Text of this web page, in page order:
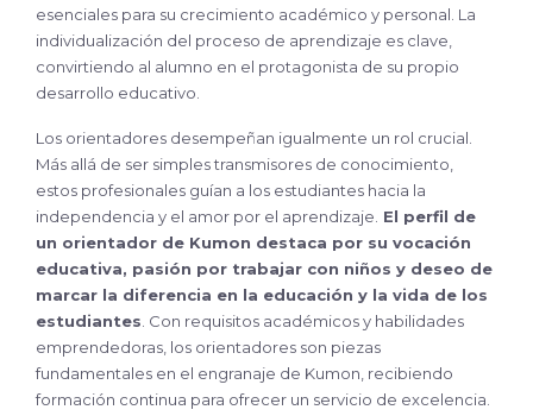
esenciales para su crecimiento académico y personal. La
individualización del proceso de aprendizaje es clave,
convirtiendo al alumno en el protagonista de su propio
desarrollo educativo.
Los orientadores desempeñan igualmente un rol crucial.
Más allá de ser simples transmisores de conocimiento,
estos profesionales guían a los estudiantes hacia la
independencia y el amor por el aprendizaje. El perfil de
un orientador de Kumon destaca por su vocación
educativa, pasión por trabajar con niños y deseo de
marcar la diferencia en la educación y la vida de los
estudiantes. Con requisitos académicos y habilidades
emprendedoras, los orientadores son piezas
fundamentales en el engranaje de Kumon, recibiendo
formación continua para ofrecer un servicio de excelencia.